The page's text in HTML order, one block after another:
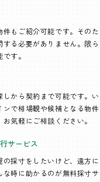
件もご紹介可能です。そのた
る必要がありません。限ら
す。
から契約まで可能です。い
ンで相場観や候補となる物件
気軽にご相談ください。
サービス
採寸をしたいけど、遠方に
時に助かるのが無料採寸サ